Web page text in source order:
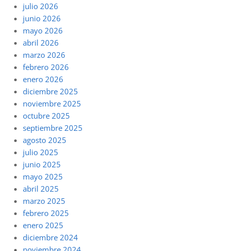
julio 2026
junio 2026
mayo 2026
abril 2026
marzo 2026
febrero 2026
enero 2026
diciembre 2025
noviembre 2025
octubre 2025
septiembre 2025
agosto 2025
julio 2025
junio 2025
mayo 2025
abril 2025
marzo 2025
febrero 2025
enero 2025
diciembre 2024